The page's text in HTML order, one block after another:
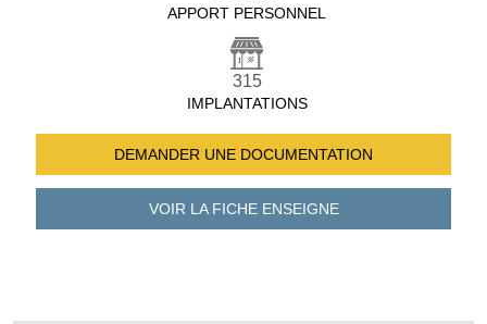
APPORT PERSONNEL
315
IMPLANTATIONS
DEMANDER UNE DOCUMENTATION
VOIR LA FICHEENSEIGNE